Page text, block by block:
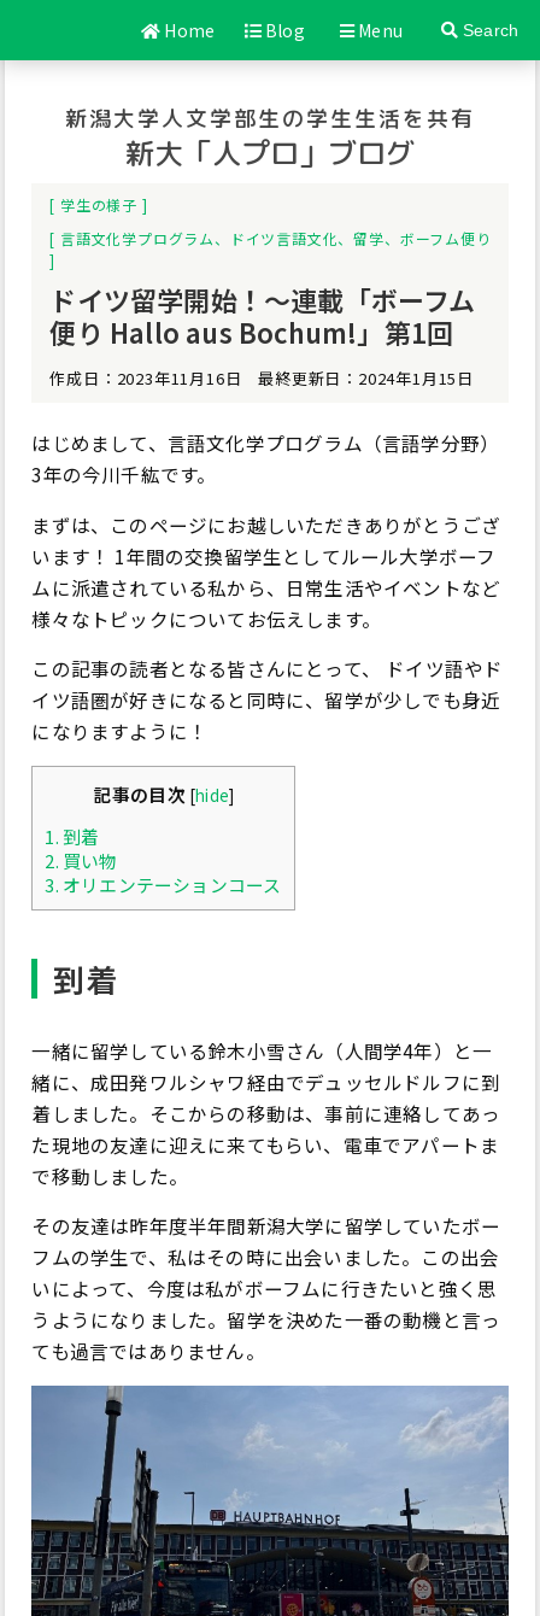
Home Blog Menu Search
新潟大学人文学部生の学生生活を共有
新大「人プロ」ブログ
学生の様子
言語文化学プログラム、 ドイツ言語文化、留学、 ボーフム便り
ドイツ留学開始！～連載「ボーフム
便り Hallo aus Bochum!」第1回
作成日：2023年11月16日 最終更新日：2024年1月15日
はじめまして、言語文化学プログラム（言語学分野）
3年の今川千紘です。
まずは、このページにお越しいただきありがとうござ
います！ 1年間の交換留学生としてルール大学ボーフ
ムに派遣されている私から、日常生活やイベントなど
様々なトピックについてお伝えします。
この記事の読者となる皆さんにとって、 ドイツ語やド
イツ語圏が好きになると同時に、留学が少しでも身近
になりますように！
記事の目次 [hide]
1. 到着
2. 買い物
3. オリエンテーションコース
到着
一緒に留学している鈴木小雪さん（人間学4年）と一
緒に、成田発ワルシャワ経由でデュッセルドルフに到
着しました。そこからの移動は、事前に連絡してあっ
た現地の友達に迎えに来てもらい、電車でアパートま
で移動しました。
その友達は昨年度半年間新潟大学に留学していたボー
フムの学生で、私はその時に出会いました。この出会
いによって、今度は私がボーフムに行きたいと強く思
うようになりました。留学を決めた一番の動機と言っ
ても過言ではありません。